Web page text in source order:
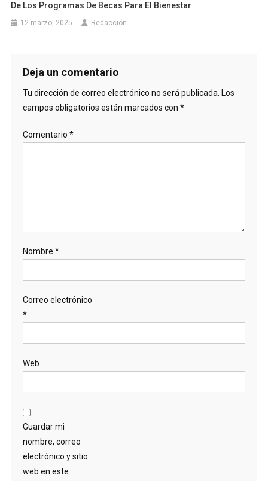
De Los Programas De Becas Para El Bienestar
12 marzo, 2025 Redacción
Deja un comentario
Tu dirección de correo electrónico no será publicada. Los
campos obligatorios están marcados con *
Comentario *
Nombre *
Correo electrónico
*
Web
Guardar mi
nombre, correo
electrónico y sitio
web en este